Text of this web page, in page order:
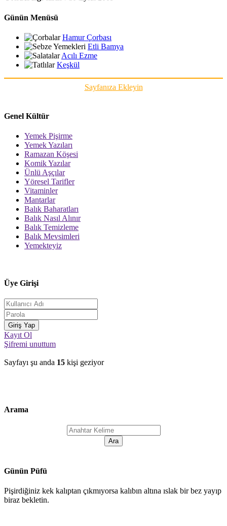
Günün Menüsü
Hamur Çorbası
Etli Bamya
Acılı Ezme
Keşkül
Sayfanıza Ekleyin
Genel Kültür
Yemek Pişirme
Yemek Yazıları
Ramazan Köşesi
Komik Yazılar
Ünlü Aşçılar
Yöresel Tarifler
Vitaminler
Mantarlar
Balık Baharatları
Balık Nasıl Alınır
Balık Temizleme
Balık Mevsimleri
Yemekteyiz
Üye Girişi
Kayıt Ol
Şifremi unuttum
Sayfayı şu anda 15 kişi geziyor
Arama
Günün Püfü
Pişirdiğiniz kek kalıptan çıkmıyorsa kalıbın altına ıslak bir bez yayıp
biraz bekletin.